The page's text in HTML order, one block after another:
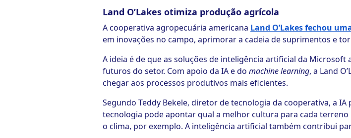
Land O’Lakes otimiza produção agrícola
A cooperativa agropecuária americana Land O’Lakes fechou
em inovações no campo, aprimorar a cadeia de suprimentos e
A ideia é de que as soluções de inteligência artificial da
futuros do setor. Com apoio da IA e do machine learning, a Land
chegar aos processos produtivos mais eficientes.
Segundo Teddy Bekele, diretor de tecnologia da cooperativa, a
tecnologia pode apontar qual a melhor cultura para cada
o clima, por exemplo. A inteligência artificial também contribui